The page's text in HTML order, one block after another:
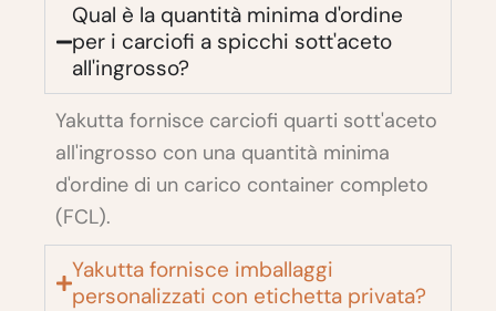
Qual è la quantità minima d'ordine
per i carciofi a spicchi sott'aceto
all'ingrosso?
Yakutta fornisce carciofi quarti sott'aceto
all'ingrosso con una quantità minima
d'ordine di un carico container completo
(FCL).
Yakutta fornisce imballaggi
personalizzati con etichetta privata?